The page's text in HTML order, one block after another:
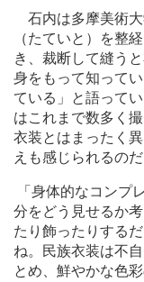
石内は多摩美術大
（たていと）を整
き、裁断して縫う
身をもって知って
ている」と語って
はこれまで数多く
衣装とはまったく
えも感じられるのだ
「身体的なコンプ
分をどう見せるか
たり飾ったりする
ね。民族衣装は不
とめ、鮮やかな色